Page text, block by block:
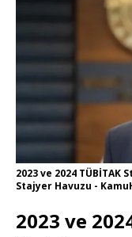
2023 ve 2024
Stajyer Havuzu -
2023 ve